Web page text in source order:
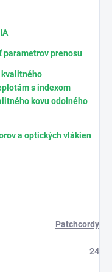
parametrov prenosu
kvalitného
s indexom
kovu odolného
a optických vlákien
Patchcordy
24